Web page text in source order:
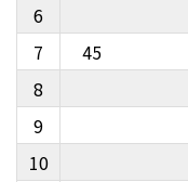
6
7
8
9
10
45